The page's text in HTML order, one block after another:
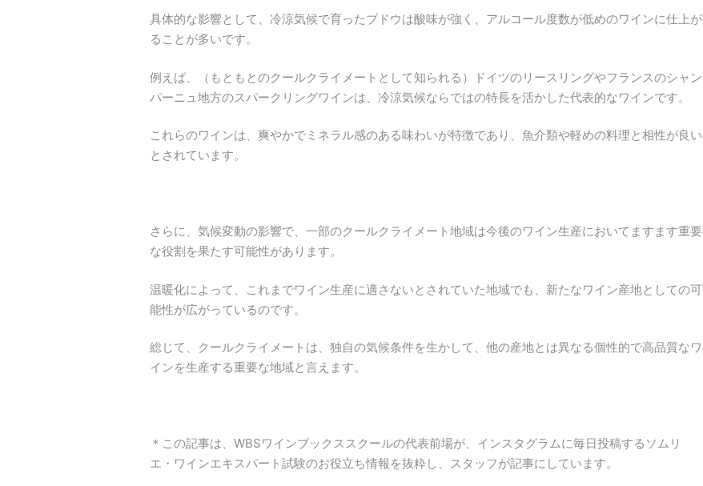
具体的な影響として、冷涼気候で育ったブドウは酸味が強く、アルコール度数が低めのワインに仕上が
ることが多いです。
例えば、（もともとのクールクライメートとして知られる）ドイツのリースリングやフランスのシャン
パーニュ地方のスパークリングワインは、冷涼気候ならではの特長を活かした代表的なワインです。
これらのワインは、爽やかでミネラル感のある味わいが特徴であり、魚介類や軽めの料理と相性が良い
とされています。
さらに、気候変動の影響で、一部のクールクライメート地域は今後のワイン生産においてますます重要
な役割を果たす可能性があります。
温暖化によって、これまでワイン生産に適さないとされていた地域でも、新たなワイン産地としての可
能性が広がっているのです。
総じて、クールクライメートは、独自の気候条件を生かして、他の産地とは異なる個性的で高品質なワ
インを生産する重要な地域と言えます。
＊この記事は、WBSワインブックススクールの代表前場が、インスタグラムに毎日投稿するソムリ
エ・ワインエキスパート試験のお役立ち情報を抜粋し、スタッフが記事にしています。